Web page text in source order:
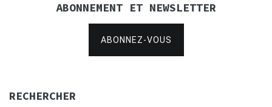
ABONNEMENT ET NEWSLETTER
ABONNEZ-VOUS
RECHERCHER